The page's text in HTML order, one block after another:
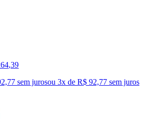
,39
sem jurosou 3x de R$ 92,77 sem juros